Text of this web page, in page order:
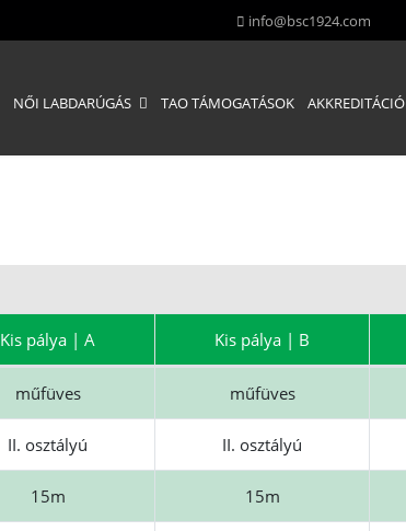
info@bsc1924.com
NŐI LABDARÚGÁS TAO TÁMOGATÁSOK AKKREDITÁCIÓ
Kis pálya | A Kis pálya | B
műfüves műfüves
II. osztályú II. osztályú
15m 15m